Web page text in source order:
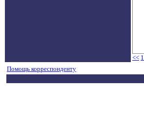
<<
Помощь корреспонденту